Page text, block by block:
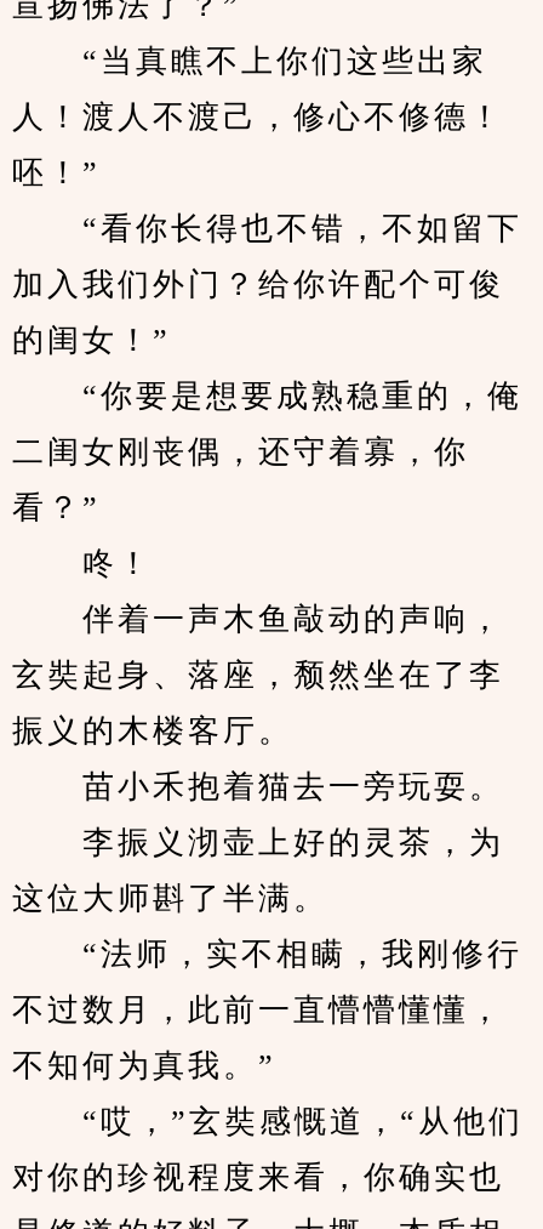
“当真瞧不上你们这些出家
人！渡人不渡己，修心不修德！
呸！”
“看你长得也不错，不如留下
加入我们外门？给你许配个可俊
的闺女！”
“你要是想要成熟稳重的，俺
二闺女刚丧偶，还守着寡，你
看？”
咚！
伴着一声木鱼敲动的声响，
玄奘起身、落座，颓然坐在了李
振义的木楼客厅。
苗小禾抱着猫去一旁玩耍。
李振义沏壶上好的灵茶，为
这位大师斟了半满。
“法师，实不相瞒，我刚修行
不过数月，此前一直懵懵懂懂，
不知何为真我。”
“哎，”玄奘感慨道，“从他们
对你的珍视程度来看，你确实也